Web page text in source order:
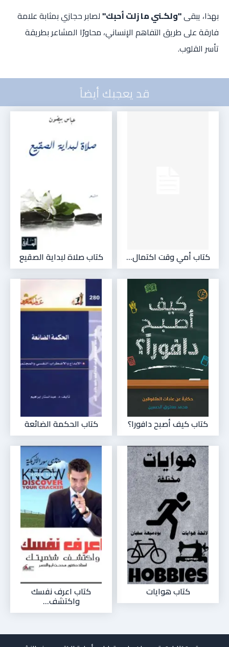
بهذا، يبقى"ولكـني ما زلت أحبك"لصابر حجازي بمثابة علامة
فارقة على طريق التفاهم الإنساني، محاورًا المشاعر بطريقة
تأسر القلوب.
قد يعجبك أيضاً
كتاب أمي وقت اكتمال... كتاب صلاة لبداية الصقيع
كتاب كيف أصبح دافورا؟ كتاب الحكمة الضائعة
كتاب هوايات كتاب اعرف نفسك
واكتشف...